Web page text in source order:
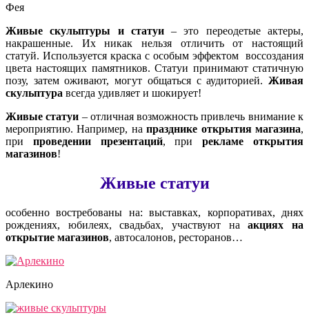
Фея
Живые скульптуры и статуи– это переодетые актеры,
накрашенные. Их никак нельзя отличить от настоящий
статуй. Используется краска с особым эффектом воссоздания
цвета настоящих памятников. Статуи принимают статичную
позу, затем оживают, могут общаться с аудиторией. Живая
скульптура всегда удивляет и шокирует!
Живые статуи – отличная возможность привлечь внимание к
мероприятию. Например, напразднике открытия магазина,
при проведении презентаций, прирекламе открытия
магазинов!
Живые статуи
особенно востребованы на: выставках, корпоративах, днях
рождениях, юбилеях, свадьбах, участвуют наакциях на
открытие магазинов, автосалонов, ресторанов…
Арлекино